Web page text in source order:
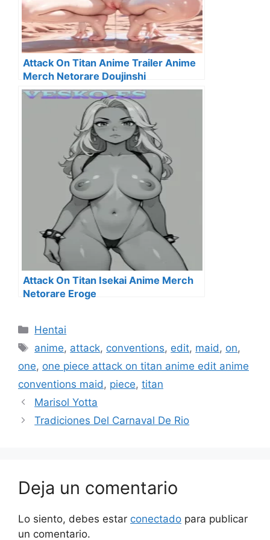
Attack On Titan Anime Trailer Anime
Merch Netorare Doujinshi
Attack On Titan Isekai Anime Merch
Netorare Eroge
Categorías
Hentai
Etiquetas
anime, attack, conventions, edit, maid , on,
one, one piece attack on titan anime edit anime
conventions maid , piece, titan
Marisol Yotta
Tradiciones Del Carnaval De Rio
Deja un comentario
Lo siento, debes estar conectado para publicar
un comentario.